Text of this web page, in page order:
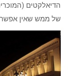
הדיאלקטים
של ממש שאין